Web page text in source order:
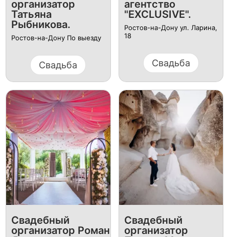
организатор
Татьяна
Рыбникова.
Ростов-на-Дону По выезду
Свадьба
агентство
"EXCLUSIVE".
Ростов-на-Дону ул. Ларина,
18
Свадьба
Свадебный
организатор Роман
Свадебный
организатор